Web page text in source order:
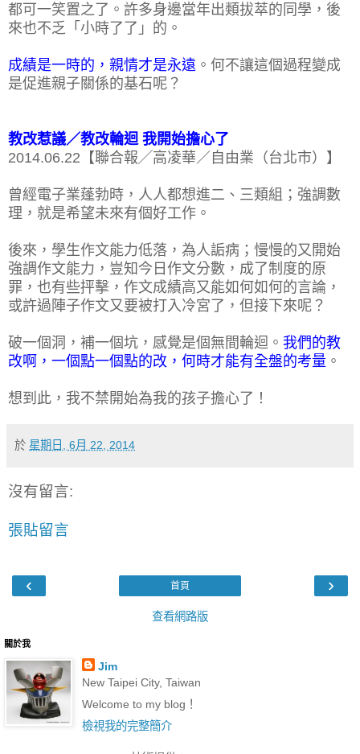
都可一笑置之了。許多身邊當年出類拔萃的同學，後
來也不乏「小時了了」的。
成績是一時的，親情才是永遠 。何不讓這個過程變成
是促進親子關係的基石呢？
教改惹議／教改輪迴 我開始擔心了
2014.06.22【聯合報╱高凌華／自由業（台北市）】
曾經電子業蓬勃時，人人都想進二、三類組；強調數
理，就是希望未來有個好工作。
後來，學生作文能力低落，為人詬病；慢慢的又開始
強調作文能力，豈知今日作文分數，成了制度的原
罪，也有些抨擊，作文成績高又能如何如何的言論，
或許過陣子作文又要被打入冷宮了，但接下來呢？
破一個洞，補一個坑，感覺是個無間輪迴。 我們的教
改啊，一個點一個點的改，何時才能有全盤的考量 。
想到此，我不禁開始為我的孩子擔心了！
於 星期日, 6月 22, 2014
沒有留言:
張貼留言
‹ ›
首頁
查看網路版
關於我
Jim
New Taipei City, Taiwan
Welcome to my blog！
檢視我的完整簡介